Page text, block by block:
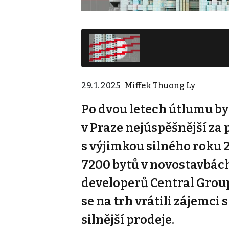
29. 1. 2025 Miffek Thuong Ly
Po dvou letech útlumu
v Praze nejúspěšnější
s výjimkou silného roku
7200 bytů v
developerů Central
se na trh vrátili zájemci
silnější prodeje.